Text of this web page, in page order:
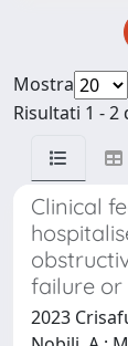
Mostra
Risultati 1 - 2
Clinical
failure or
2023